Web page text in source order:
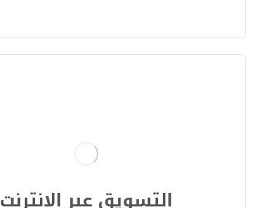
التسويق عبر الإنترنت